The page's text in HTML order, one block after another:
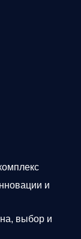
и
выбор и